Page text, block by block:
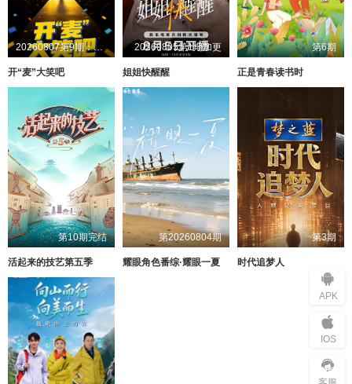
20260807第9期：贝斯手听不见贝斯声音
开“麦”大笑吧
20260805第1期加更
姐姐快醒醒
第6期
正是青春读书时
第10期完结
活起来的技艺第五季
第20260804期
耀眼角色番综·耀眼一夏
第3期
时代追梦人
APK
IOS